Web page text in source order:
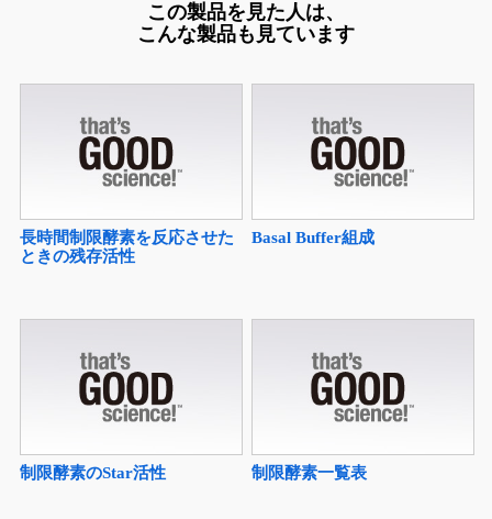
この製品を見た人は、
こんな製品も見ています
長時間制限酵素を反応させた
ときの残存活性
Basal Buffer組成
制限酵素のStar活性 制限酵素一覧表